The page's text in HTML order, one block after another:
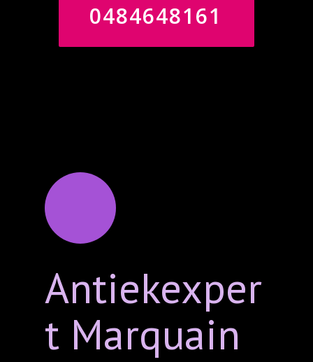
0484648161
Antiekexper
t Marquain